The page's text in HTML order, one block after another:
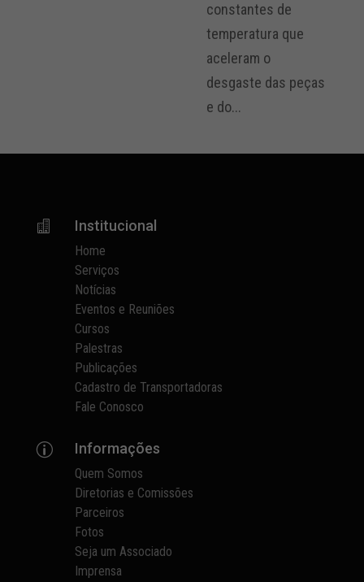
constantes de
temperatura que
aceleram o
desgaste das peças
e do...
 Institucional
Home
Serviços
Notícias
Eventos e Reuniões
Cursos
Palestras
Publicações
Cadastro de Transportadoras
Fale Conosco
p Informações
Quem Somos
Diretorias e Comissões
Parceiros
Fotos
Seja um Associado
Imprensa